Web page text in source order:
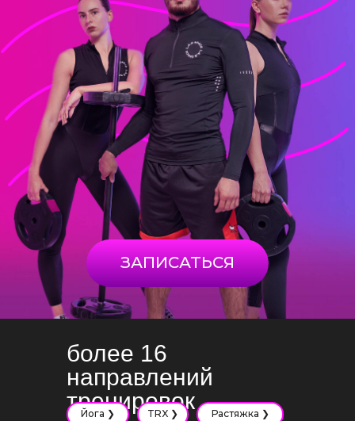
ЗАПИСАТЬСЯ
более 16
направлений
тренировок
Йога ❯ TRX ❯ Растяжка ❯